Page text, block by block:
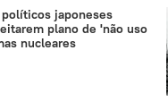
Nova Zelândia
Faixa de Gaza
japoneses
plano de 'não uso
nucleares